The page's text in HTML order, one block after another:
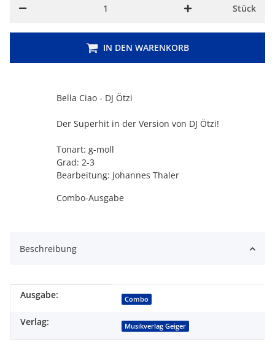
Bella Ciao - DJ Ötzi
Der Superhit in der Version von DJ Ötzi!
Tonart: g-moll
Grad: 2-3
Bearbeitung: Johannes Thaler
Combo-Ausgabe
Stück
IN DEN WARENKORB
Beschreibung
Produkteigenschaft
Wert
Ausgabe: Combo
Verlag: Musikverlag Geiger